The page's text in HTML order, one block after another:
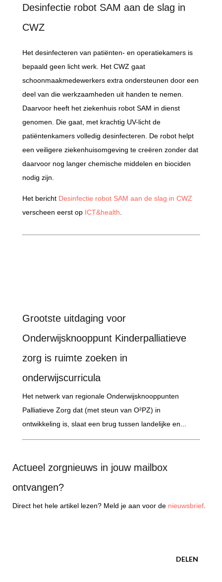
Desinfectie robot SAM aan de slag in
CWZ
Het desinfecteren van patiënten- en operatiekamers is
bepaald geen licht werk. Het CWZ gaat
schoonmaakmedewerkers extra ondersteunen door een
deel van die werkzaamheden uit handen te nemen.
Daarvoor heeft het ziekenhuis robot SAM in dienst
genomen. Die gaat, met krachtig UV-licht de
patiëntenkamers volledig desinfecteren. De robot helpt
een veiligere ziekenhuisomgeving te creëren zonder dat
daarvoor nog langer chemische middelen en biociden
nodig zijn.
Het bericht Desinfectie robot SAM aan de slag in CWZ
verscheen eerst op ICT&health
Grootste uitdaging voor
Onderwijsknooppunt Kinderpalliatieve
zorg is ruimte zoeken in
onderwijscurricula
Het netwerk van regionale Onderwijsknooppunten
Palliatieve Zorg dat (met steun van O²PZ) in
ontwikkeling is, slaat een brug tussen landelijke en...
Actueel zorgnieuws in jouw mailbox
ontvangen?
Direct het hele artikel lezen? Meld je aan voor de nieuwsbrief
DELEN